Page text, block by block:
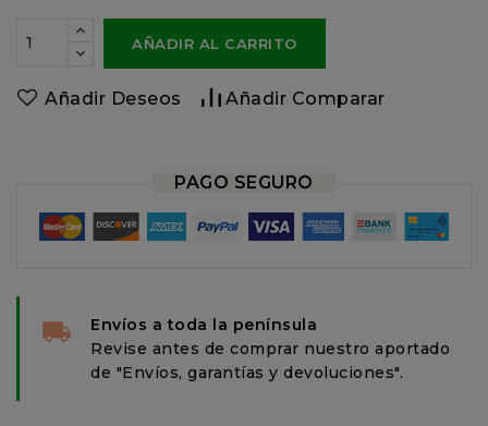
AÑADIR AL CARRITO
Añadir Deseos Añadir Comparar
PAGO SEGURO
Envíos a toda la península
Revise antes de comprar nuestro aportado
de "Envíos, garantías y devoluciones".